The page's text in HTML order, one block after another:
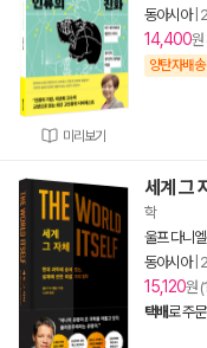
미리보기
동아시아|
14,400원
양탄자배송
세계 그
학
울프 다니
동아시아|
15,120원
택배로 주